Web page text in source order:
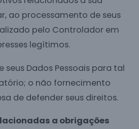
ao processamento de seus
pelo Controlador em
legítimos.
seus Dados Pessoais para tal
o não fornecimento
de defender seus direitos.
a obrigações